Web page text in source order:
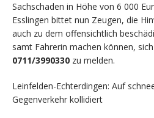
Sachschaden in Höhe von 6 000
Esslingen bittet nun Zeugen, die
auch zu dem offensichtlich
samt Fahrerin machen können,
0711/3990330 zu melden.
Leinfelden-Echterdingen: Auf
Gegenverkehr kollidiert